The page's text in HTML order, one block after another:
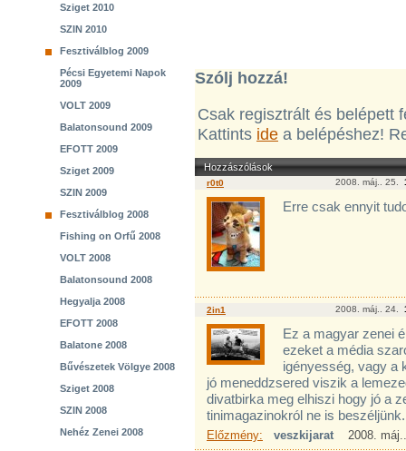
Sziget 2010
SZIN 2010
Fesztiválblog 2009
Pécsi Egyetemi Napok
2009
VOLT 2009
Balatonsound 2009
EFOTT 2009
Sziget 2009
SZIN 2009
Fesztiválblog 2008
Fishing on Orfű 2008
VOLT 2008
Balatonsound 2008
Hegyalja 2008
EFOTT 2008
Balatone 2008
Bűvészetek Völgye 2008
Sziget 2008
SZIN 2008
Nehéz Zenei 2008
Szólj hozzá!
Csak regisztrált és belépett
Kattints ide a belépéshez!
Hozzászólások
r0t0 2008. máj.. 25.
Erre csak ennyit
2in1 2008. máj.. 24.
Ez a magyar zenei
ezeket a média
igényesség, vagy a
jó meneddzsered viszik a
divatbirka meg elhiszi hogy jó a
tinimagazinokról ne is
Előzmény: veszkijarat 2008.